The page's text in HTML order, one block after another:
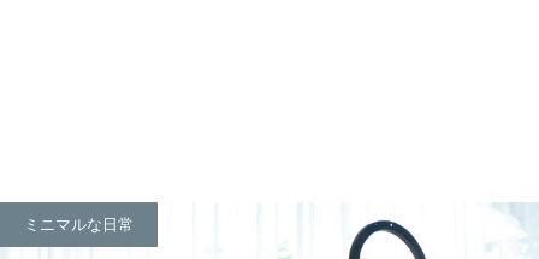
ミニマルな日常